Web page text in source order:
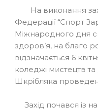
На виконання
Федерації “Спорт
Міжнародного дня
здоров’я, на благо
відзначається 6
коледжі мистецтв
Шкрібляка
Захід почався із